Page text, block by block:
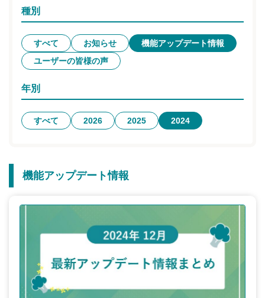
セキュリティ
充実サポート
よくある質問
ログイン
種別
すべて お知らせ
機能アップデート情報
ユーザーの皆様の声
年別
すべて 2026 2025 2024
機能アップデート情報